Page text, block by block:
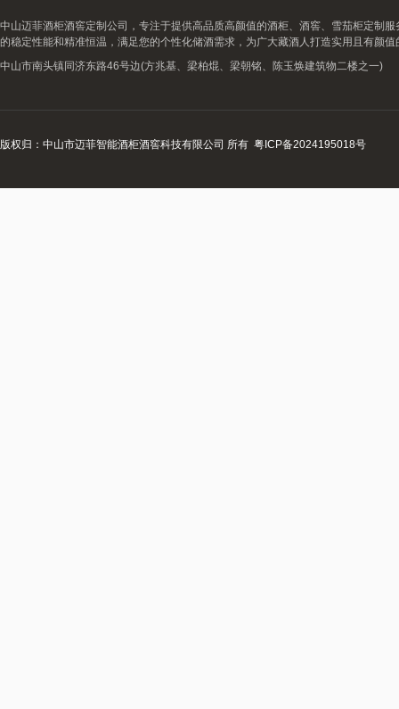
中山迈菲酒柜酒窖定制公司，专注于提供高品质高颜值的酒柜、酒窖、雪茄柜定制
的稳定性能和精准恒温，满足您的个性化储酒需求，为广大藏酒人打造实用且有颜值
中山市南头镇同济东路46号边(方兆基、梁柏焜、梁朝铭、陈玉焕建筑物二楼之一)
版权归：中山市迈菲智能酒柜酒窖科技有限公司 所有 粤ICP备2024195018号